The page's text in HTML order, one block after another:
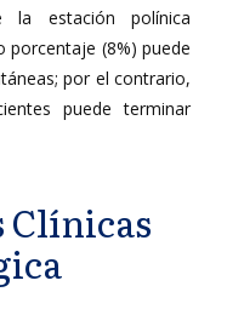
la estación polínica
porcentaje (8%) puede
por el contrario,
puede terminar
Clínicas